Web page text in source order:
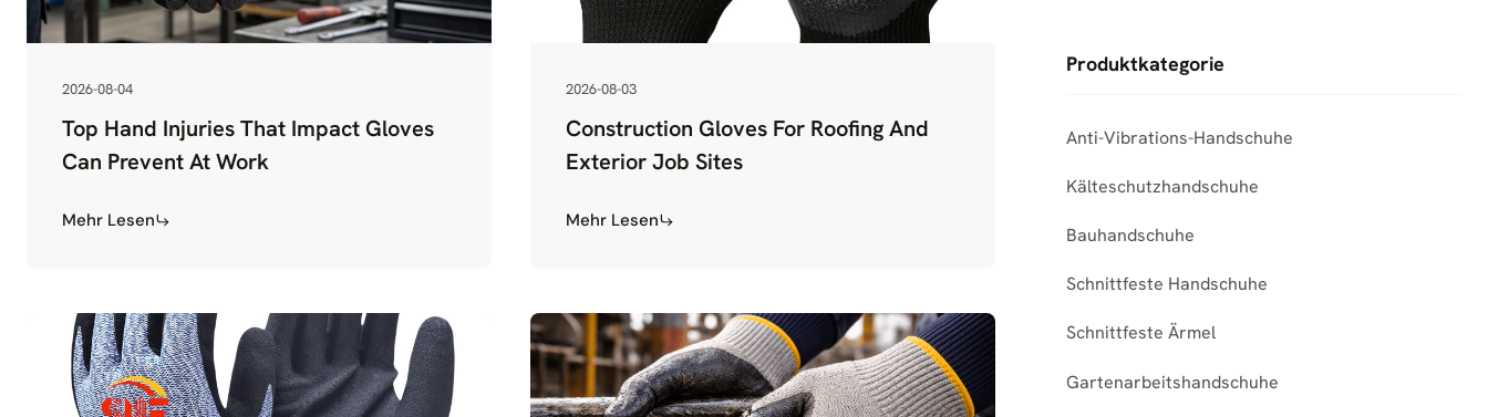
2026-08-04
Top Hand Injuries That Impact Gloves
Can Prevent At Work
Mehr Lesen
2026-08-03
Construction Gloves For Roofing And
Exterior Job Sites
Mehr Lesen
Produktkategorie
Anti-Vibrations-Handschuhe
Kälteschutzhandschuhe
Bauhandschuhe
Schnittfeste Handschuhe
Schnittfeste Ärmel
Gartenarbeitshandschuhe